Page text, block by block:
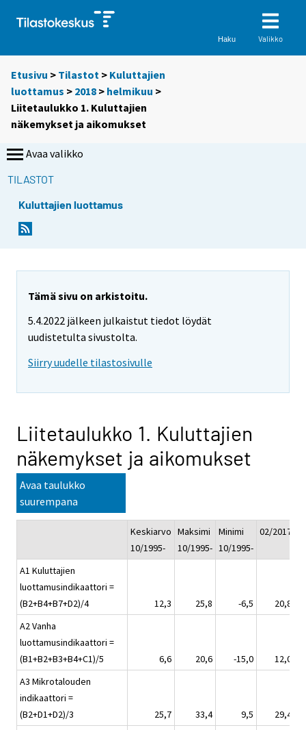
Haku Valikko
Etusivu > Tilastot > Kuluttajien
luottamus > 2018 > helmikuu >
Liitetaulukko 1. Kuluttajien
näkemykset ja aikomukset
Avaa valikko
TILASTOT
Kuluttajien luottamus
Tämä sivu on arkistoitu.
5.4.2022 jälkeen julkaistut tiedot löydät
uudistetulta sivustolta.
Siirry uudelle tilastosivulle
Liitetaulukko 1. Kuluttajien
näkemykset ja aikomukset
Avaa taulukko
suurempana
Keskiarvo
10/1995-
Maksimi
10/1995-
Minimi
10/1995-
02/2017
A1 Kuluttajien
luottamusindikaattori =
(B2+B4+B7+D2)/4
12,3 25,8 -6,5
20,8
A2 Vanha
luottamusindikaattori =
(B1+B2+B3+B4+C1)/5
6,6 20,6 -15,0
12,0
A3 Mikrotalouden
indikaattori =
(B2+D1+D2)/3
25,7 33,4 9,5
29,4